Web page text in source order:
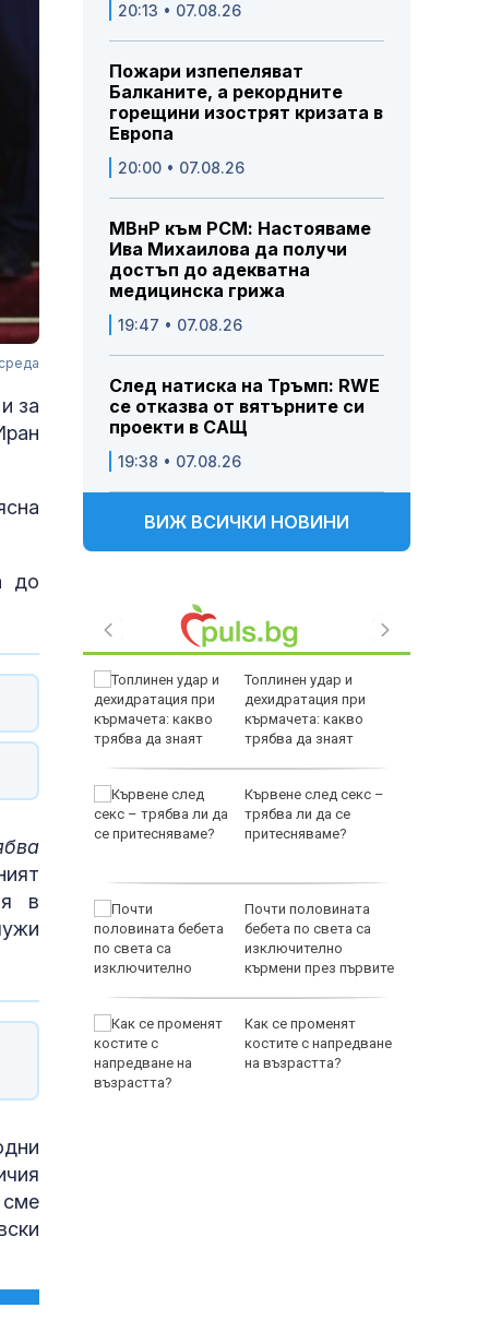
за
до
в
20:13 • 07.08.26
Пожари изпепеляват
Балканите, а рекордните
горещини изострят кризата в
Европа
20:00 • 07.08.26
МВнР към РСМ: Настояваме
Ива Михаилова да получи
достъп до адекватна
медицинска грижа
19:47 • 07.08.26
След натиска на Тръмп: RWE
се отказва от вятърните си
проекти в САЩ
19:38 • 07.08.26
ВИЖ ВСИЧКИ НОВИНИ
на
Топлинен удар и
дехидратация при
кърмачета: какво
трябва да знаят
Кървене след секс –
трябва ли да се
притесняваме?
Почти половината
бебета по света са
изключително
кърмени през първите
Как се променят
костите с напредване
на възрастта?